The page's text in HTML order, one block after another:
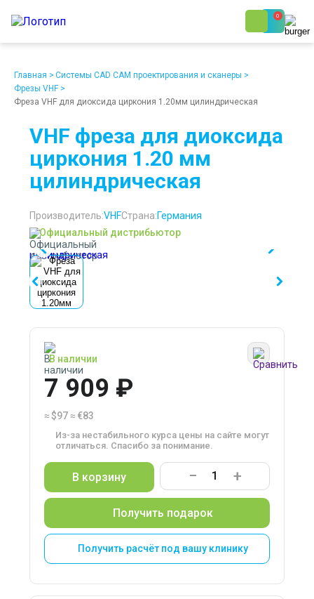
0
Ежедневно с 9:00 до 19:00
Доставка
Проект клиники
Статьи
Контакты
Главная > Системы CAD CAM проектирования и сканеры >
Фрезы VHF>
Фреза VHF для диоксида циркония 1.20мм цилиндрическая
VHF фреза для диоксида
циркония 1.20 мм
цилиндрическая
Производитель:VHFСтрана:Германия
Официальный дистрибьютор
В наличии
7 909 ₽
≈$97≈ €83
Из-за нестабильного курса цены на сайте могут
отличаться. Спасибо за понимание.
В корзину − +
Получить подарок
Получить расчёт под вашу клинику